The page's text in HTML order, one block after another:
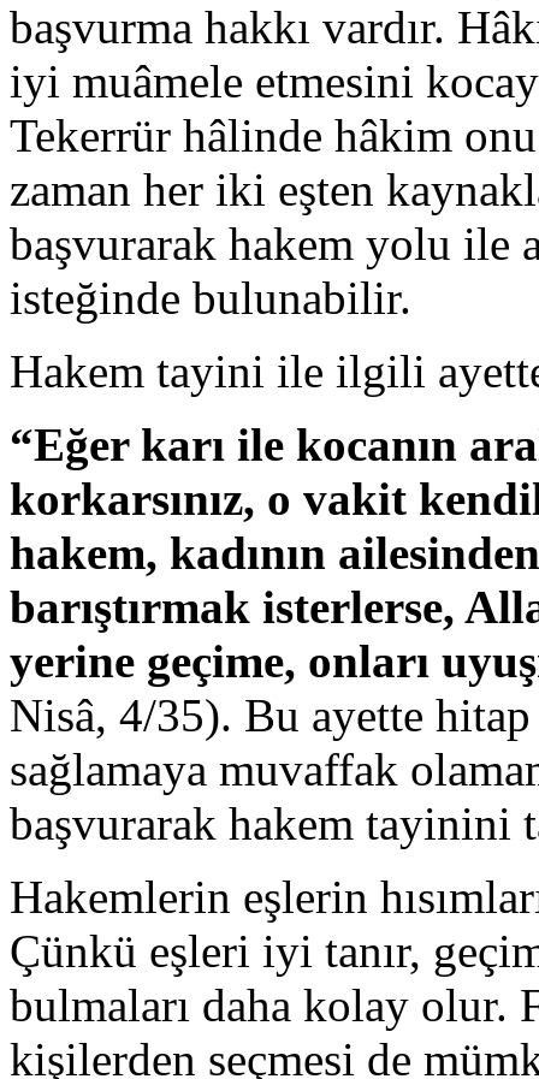
başvurma hakkı vardır.
iyi muâmele etmesini
Tekerrür hâlinde hâkim
zaman her iki eşten
başvurarak hakem yolu ile
isteğinde bulunabilir.
Hakem tayini ile ilgili
“Eğer karı ile kocanın
korkarsınız, o vakit
hakem, kadının
barıştırmak isterlerse,
yerine geçime, onları
Nisâ, 4/35). Bu ayette
sağlamaya muvaffak
başvurarak hakem tayinini
Hakemlerin eşlerin
Çünkü eşleri iyi tanır,
bulmaları daha kolay olur.
kişilerden seçmesi de